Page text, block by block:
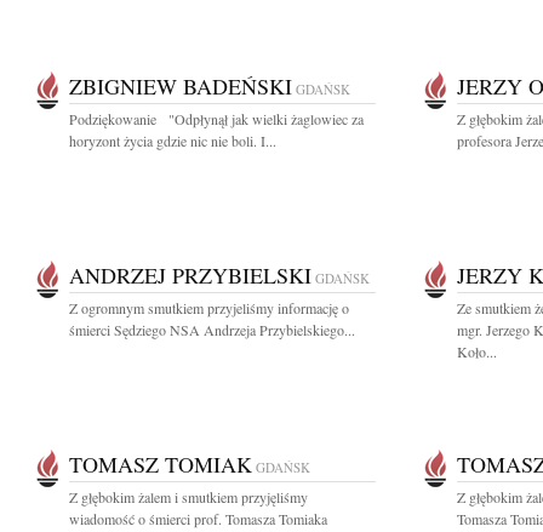
ZBIGNIEW BADEŃSKI GDAŃSK
Podziękowanie "Odpłynął jak wielki żaglowiec za
horyzont życia gdzie nic nie boli. I...
JERZY
Z głębokim
profesora
ANDRZEJ PRZYBIELSKI GDAŃSK
Z ogromnym smutkiem przyjeliśmy informację o
śmierci Sędziego NSA Andrzeja Przybielskiego...
JERZY
Ze smutkiem
mgr. Jerzego
Koło...
TOMASZ TOMIAK GDAŃSK
Z głębokim żalem i smutkiem przyjęliśmy
wiadomość o śmierci prof. Tomasza Tomiaka
Z głębokim
Tomasza